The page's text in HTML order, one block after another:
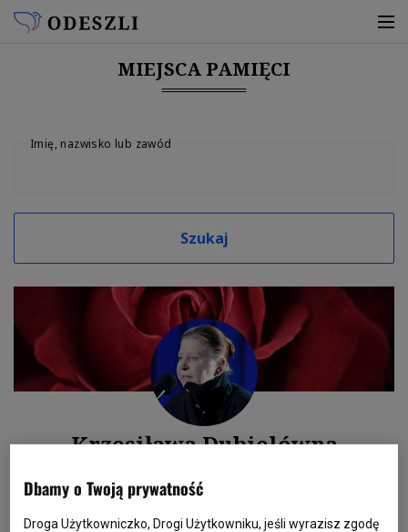
MIEJSCA PAMIĘCI
Imię, nazwisko lub zawód
Szukaj
Krzesiława Dubielówna
Zobacz wspomnienie
Dbamy o Twoją prywatność
Droga Użytkowniczko, Drogi Użytkowniku, jeśli wyrazisz zgodę